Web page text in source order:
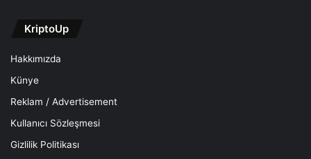
KriptoUp
Hakkımızda
Künye
Reklam / Advertisement
Kullanıcı Sözleşmesi
Gizlilik Politikası